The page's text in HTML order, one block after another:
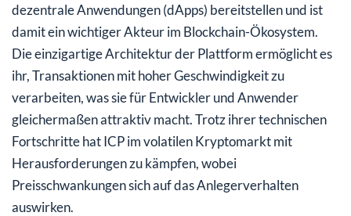
dezentrale Anwendungen (dApps) bereitstellen und ist
damit ein wichtiger Akteur im Blockchain-Ökosystem.
Die einzigartige Architektur der Plattform ermöglicht es
ihr, Transaktionen mit hoher Geschwindigkeit zu
verarbeiten, was sie für Entwickler und Anwender
gleichermaßen attraktiv macht. Trotz ihrer technischen
Fortschritte hat ICP im volatilen Kryptomarkt mit
Herausforderungen zu kämpfen, wobei
Preisschwankungen sich auf das Anlegerverhalten
auswirken.